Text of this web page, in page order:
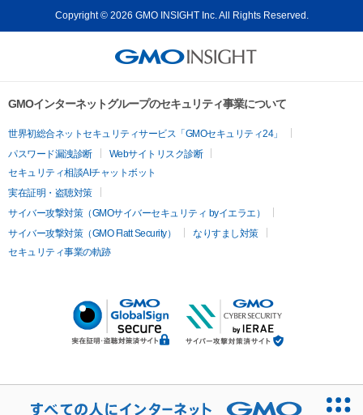
Copyright © 2026 GMO INSIGHT Inc. All Rights Reserved.
GMOインターネットグループのセキュリティ事業について
世界初総合ネットセキュリティサービス「GMOセキュリティ24」
パスワード漏洩診断
Webサイトリスク診断
セキュリティ相談AIチャットボット
実在証明・盗聴対策
サイバー攻撃対策（GMOサイバーセキュリティ byイエラエ）
サイバー攻撃対策（GMO Flatt Security）
なりすまし対策
セキュリティ事業の軌跡